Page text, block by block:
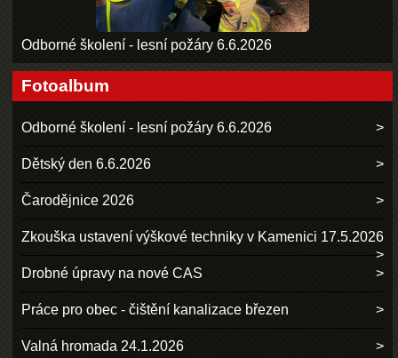
Odborné školení - lesní požáry 6.6.2026
Fotoalbum
Odborné školení - lesní požáry 6.6.2026
Dětský den 6.6.2026
Čarodějnice 2026
Zkouška ustavení výškové techniky v Kamenici 17.5.2026
Drobné úpravy na nové CAS
Práce pro obec - čištění kanalizace březen
Valná hromada 24.1.2026